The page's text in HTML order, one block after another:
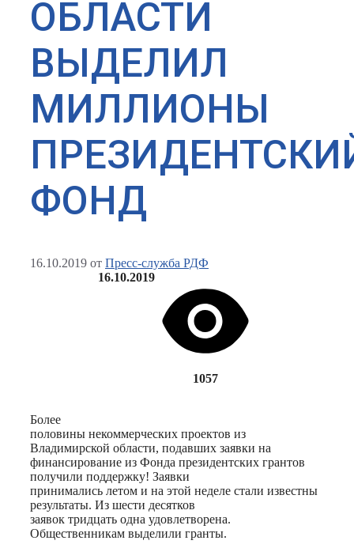
ОБЛАСТИ
ВЫДЕЛИЛ
МИЛЛИОНЫ
ФОНД
16.10.2019 от Пресс-служба РДФ
16.10.2019
1057
Более
половины некоммерческих проектов из
Владимирской области, подавших заявки на
финансирование из Фонда президентских грантов
получили поддержку! Заявки
принимались летом и на этой неделе стали известны
результаты. Из шести десятков
заявок тридцать одна удовлетворена.
Общественникам выделили гранты.